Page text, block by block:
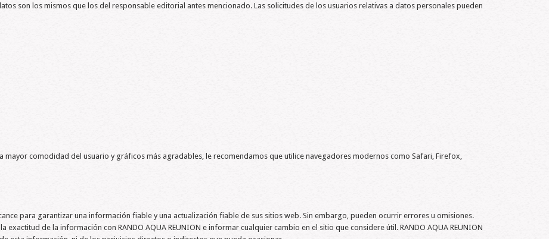
son los mismos que los del responsable editorial antes mencionado. Las solicitudes de los usuarios relativas a datos personales pueden
mayor comodidad del usuario y gráficos más agradables, le recomendamos que utilice navegadores modernos como Safari, Firefox,
para garantizar una información fiable y una actualización fiable de sus sitios web. Sin embargo, pueden ocurrir errores u omisiones.
de la información con RANDO AQUA REUNION e informar cualquier cambio en el sitio que considere útil. RANDO AQUA REUNION